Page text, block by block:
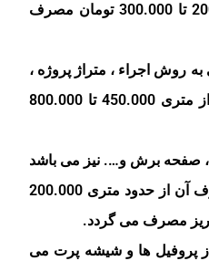
که حدودا از متری 200.000 تا 300.000 تومان مصرف
روش اجراء ، متراژ پروژه ،
ارتفاع پروژه و مکان آن از متری 450.000 تا 800.000
، صفحه برش و…. نیز می باشد
که با توجه به میزان مصرف آن از حدود متری 200.000
پروفیل ها و شیشه پرت می